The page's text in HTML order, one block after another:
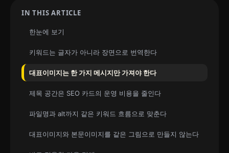
IN THIS ARTICLE
한눈에 보기
키워드는 글자가 아니라 장면으로 번역한다
대표이미지는 한 가지 메시지만 가져야 한다
제목 공간은 SEO 카드의 운영 비용을 줄인다
파일명과 alt까지 같은 키워드 흐름으로 맞춘다
대표이미지와 본문이미지를 같은 그림으로 만들지 않는다